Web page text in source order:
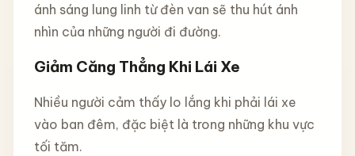
ánh sáng lung linh từ đèn van sẽ thu hút ánh
nhìn của những người đi đường.
Giảm Căng Thẳng Khi Lái Xe
Nhiều người cảm thấy lo lắng khi phải lái xe
vào ban đêm, đặc biệt là trong những khu vực
tối tăm.